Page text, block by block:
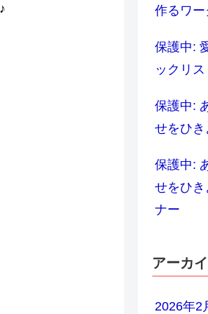
作るワー
保護中:
ックリ
保護中:
せをひ
保護中:
せをひ
ナー
アーカ
2026年2